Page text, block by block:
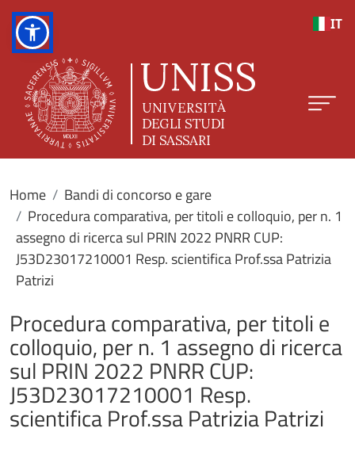
IT
Home
Bandi di concorso e gare
Procedura comparativa, per titoli e colloquio, per n. 1
assegno di ricerca sul PRIN 2022 PNRR CUP:
J53D23017210001 Resp. scientifica Prof.ssa Patrizia
Patrizi
Procedura comparativa, per titoli e
colloquio, per n. 1 assegno di ricerca
sul PRIN 2022 PNRR CUP:
J53D23017210001 Resp.
scientifica Prof.ssa Patrizia Patrizi